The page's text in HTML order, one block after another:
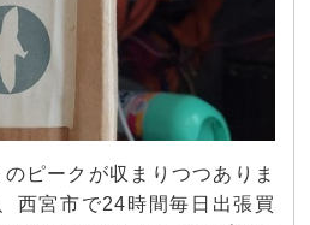
ークが収まりつつありま
西宮市で24時間毎日出張買